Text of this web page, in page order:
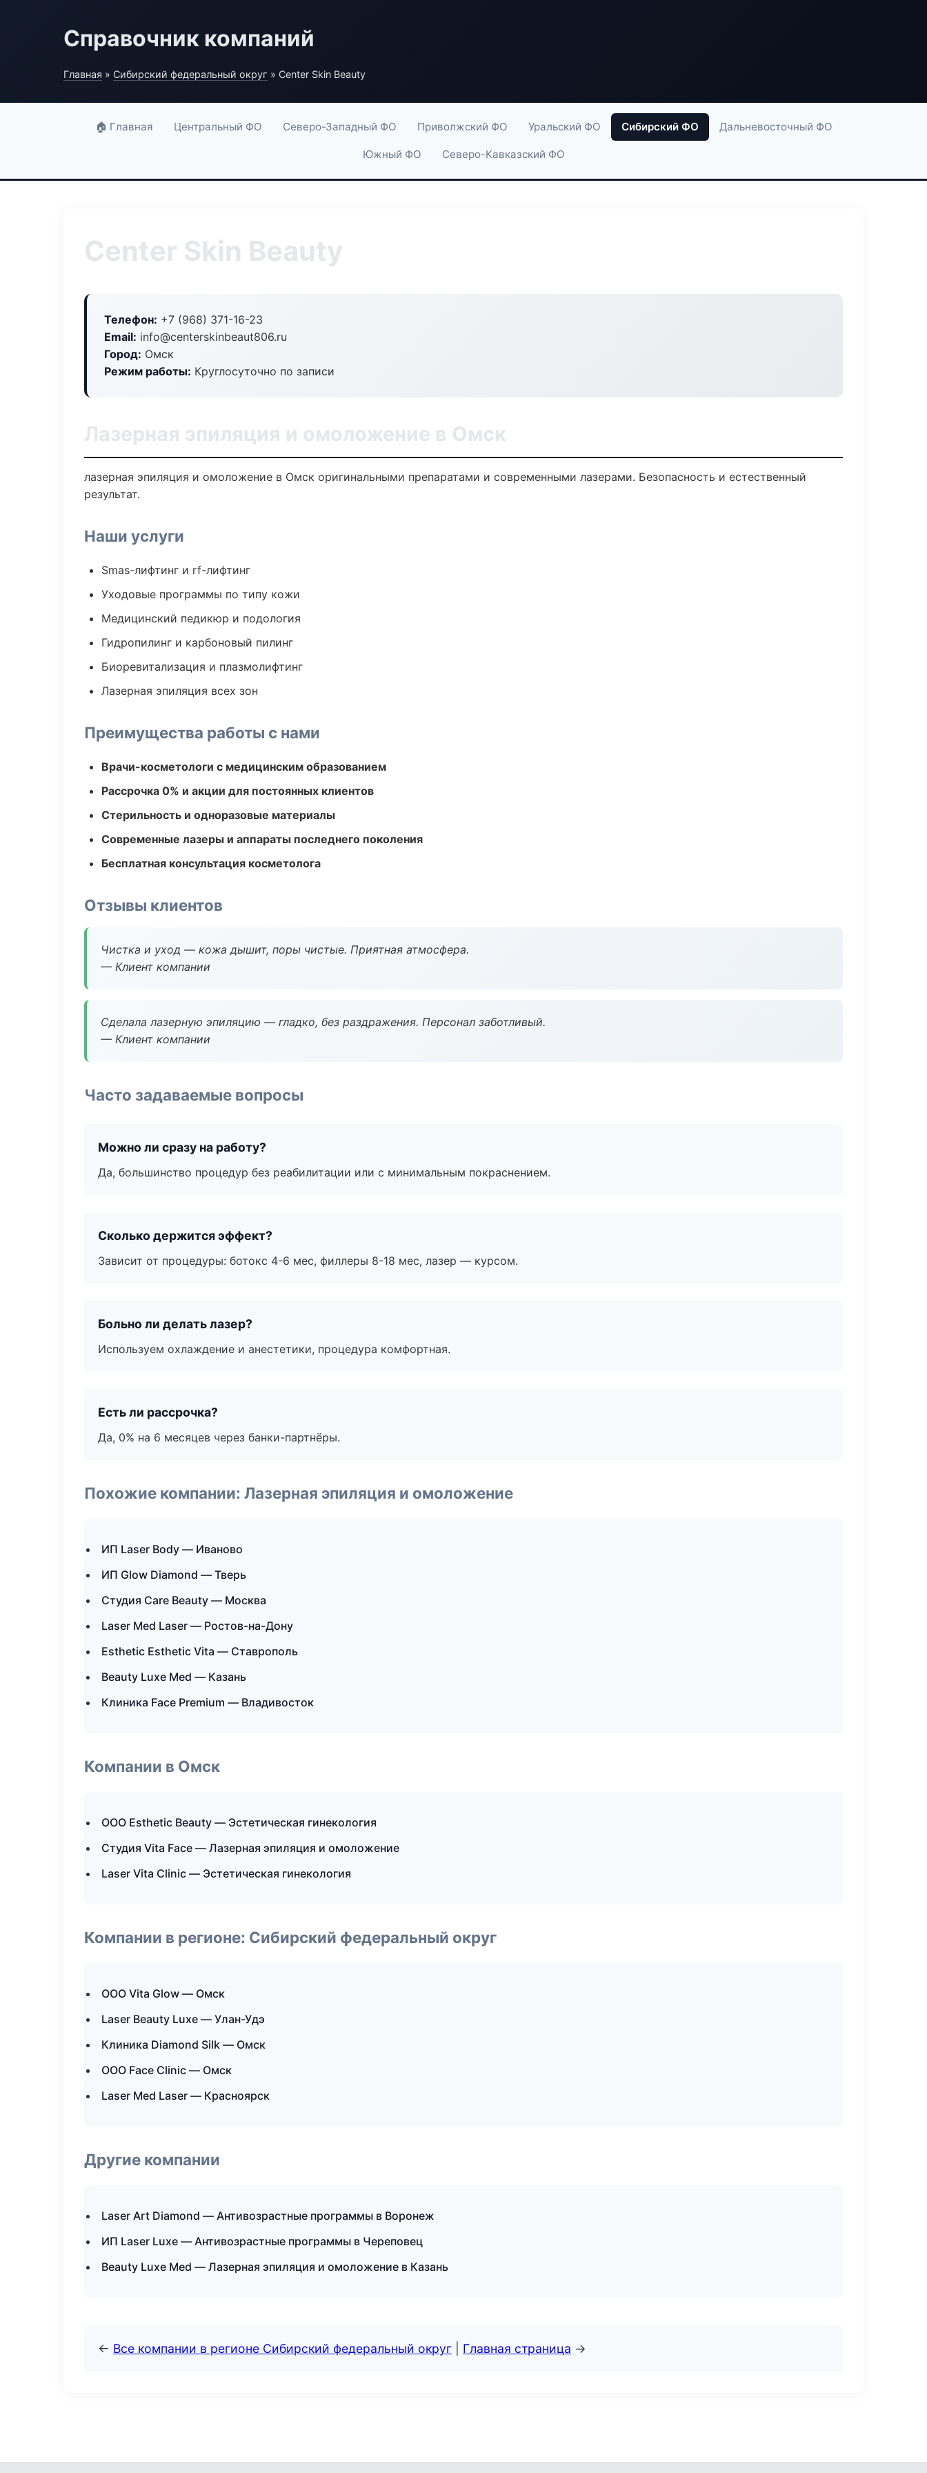
Справочник компаний
Главная » Сибирский федеральный округ » Center Skin Beauty
🏠 Главная Центральный ФО Северо-Западный ФО Приволжский ФО Уральский ФО Сибирский ФО Дальневосточный ФО
Южный ФО Северо-Кавказский ФО
Center Skin Beauty
Телефон: +7 (968) 371-16-23
Email: info@centerskinbeaut806.ru
Город: Омск
Режим работы: Круглосуточно по записи
Лазерная эпиляция и омоложение в Омск
лазерная эпиляция и омоложение в Омск оригинальными препаратами и современными лазерами. Безопасность и естественный
результат.
Наши услуги
Smas-лифтинг и rf-лифтинг
Уходовые программы по типу кожи
Медицинский педикюр и подология
Гидропилинг и карбоновый пилинг
Биоревитализация и плазмолифтинг
Лазерная эпиляция всех зон
Преимущества работы с нами
Врачи-косметологи с медицинским образованием
Рассрочка 0% и акции для постоянных клиентов
Стерильность и одноразовые материалы
Современные лазеры и аппараты последнего поколения
Бесплатная консультация косметолога
Отзывы клиентов
Чистка и уход — кожа дышит, поры чистые. Приятная атмосфера.
— Клиент компании
Сделала лазерную эпиляцию — гладко, без раздражения. Персонал заботливый.
— Клиент компании
Часто задаваемые вопросы
Можно ли сразу на работу?
Да, большинство процедур без реабилитации или с минимальным покраснением.
Сколько держится эффект?
Зависит от процедуры: ботокс 4-6 мес, филлеры 8-18 мес, лазер — курсом.
Больно ли делать лазер?
Используем охлаждение и анестетики, процедура комфортная.
Есть ли рассрочка?
Да, 0% на 6 месяцев через банки-партнёры.
Похожие компании: Лазерная эпиляция и омоложение
ИП Laser Body — Иваново
ИП Glow Diamond — Тверь
Студия Care Beauty — Москва
Laser Med Laser — Ростов-на-Дону
Esthetic Esthetic Vita — Ставрополь
Beauty Luxe Med — Казань
Клиника Face Premium — Владивосток
Компании в Омск
ООО Esthetic Beauty — Эстетическая гинекология
Студия Vita Face — Лазерная эпиляция и омоложение
Laser Vita Clinic — Эстетическая гинекология
Компании в регионе: Сибирский федеральный округ
ООО Vita Glow — Омск
Laser Beauty Luxe — Улан-Удэ
Клиника Diamond Silk — Омск
ООО Face Clinic — Омск
Laser Med Laser — Красноярск
Другие компании
Laser Art Diamond — Антивозрастные программы в Воронеж
ИП Laser Luxe — Антивозрастные программы в Череповец
Beauty Luxe Med — Лазерная эпиляция и омоложение в Казань
← Все компании в регионе Сибирский федеральный округ Главная страница →